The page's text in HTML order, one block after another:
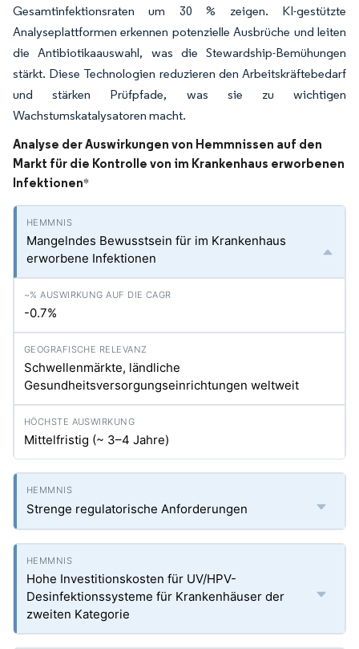
Gesamtinfektionsraten um 30 % zeigen. KI-gestützte
Analyseplattformen erkennen potenzielle Ausbrüche und leiten
die Antibiotikaauswahl, was die Stewardship-Bemühungen
stärkt. Diese Technologien reduzieren den Arbeitskräftebedarf
und stärken Prüfpfade, was sie zu wichtigen
Wachstumskatalysatoren macht.
Analyse der Auswirkungen von Hemmnissen auf den
Markt für die Kontrolle von im Krankenhaus erworbenen
Infektionen*
Mangelndes Bewusstsein für im Krankenhaus
erworbene Infektionen
-0.7%
Schwellenmärkte, ländliche
Gesundheitsversorgungseinrichtungen weltweit
Mittelfristig (~ 3–4 Jahre)
Strenge regulatorische Anforderungen
Hohe Investitionskosten für UV/HPV-
Desinfektionssysteme für Krankenhäuser der
zweiten Kategorie